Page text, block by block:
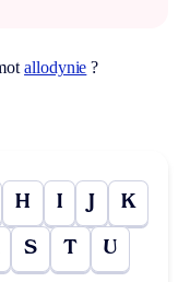
allodynie ?
H I J K
S T U